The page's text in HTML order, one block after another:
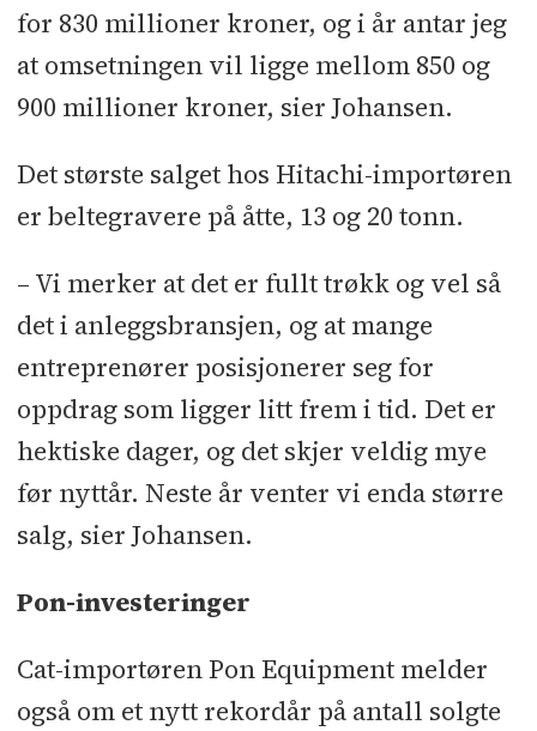
for 830 millioner kroner, og i år antar jeg
at omsetningen vil ligge mellom 850 og
900 millioner kroner, sier Johansen.
Det største salget hos Hitachi-importøren
er beltegravere på åtte, 13 og 20 tonn.
– Vi merker at det er fullt trøkk og vel så
det i anleggsbransjen, og at mange
entreprenører posisjonerer seg for
oppdrag som ligger litt frem i tid. Det er
hektiske dager, og det skjer veldig mye
før nyttår. Neste år venter vi enda større
salg, sier Johansen.
Pon-investeringer
Cat-importøren Pon Equipment melder
også om et nytt rekordår på antall solgte